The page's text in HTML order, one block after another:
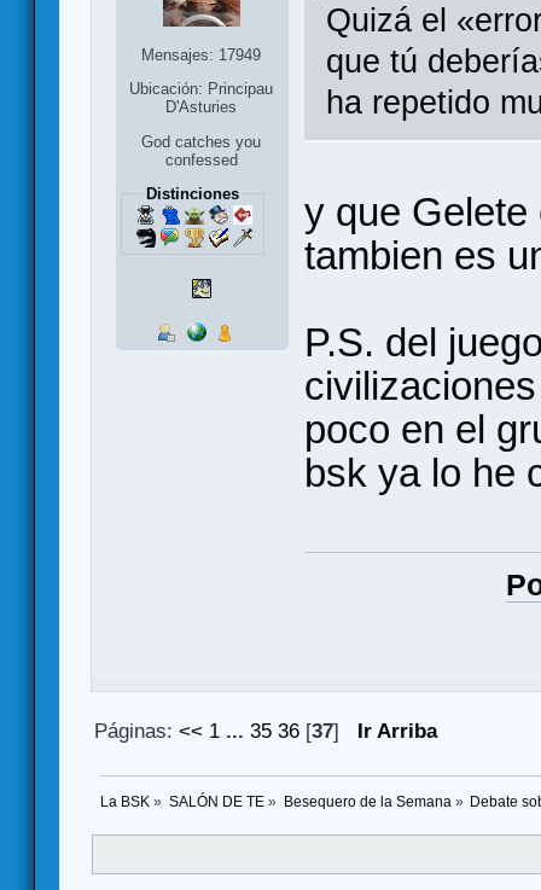
Mensajes: 17949
Ubicación: Principau
D'Asturies
God catches you
confessed
Distinciones
Quizá el
que tú
ha repetido
y que Gelete
tambien es
P.S. del
poco en el
bsk ya lo he
Páginas:<< 1 ...35 36 [37] Ir Arriba
La BSK » SALÓN DE TE» Besequero de la Semana » Debate